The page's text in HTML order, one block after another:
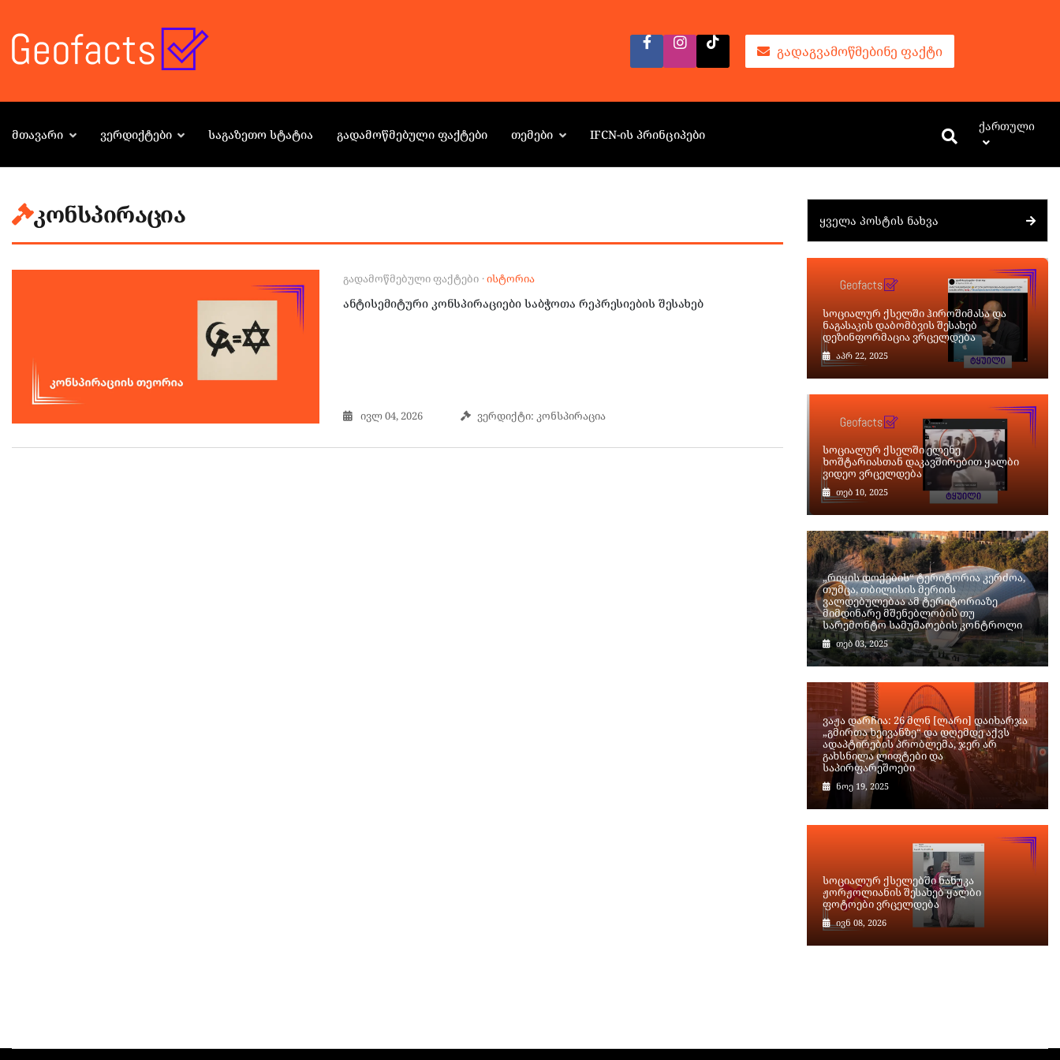
ᲒᲐᲓᲐᲒᲕᲐᲛᲝᲬᲛᲔᲑᲘᲜᲔ ᲤᲐᲥᲢᲘ
ᲛᲗᲐᲕᲐᲠᲘ ᲕᲔᲠᲓᲘᲥᲢᲔᲑᲘ ᲡᲐᲒᲐᲖᲔᲗᲝ ᲡᲢᲐᲢᲘᲐ ᲒᲐᲓᲐᲛᲝᲬᲛᲔᲑᲣᲚᲘ ᲤᲐᲥᲢᲔᲑᲘ ᲗᲔᲛᲔᲑᲘ IFCN-ᲘᲡ ᲞᲠᲘᲜᲪᲘᲞᲔᲑᲘ
Ქართული
კონსპირაცია
ᲒᲐᲓᲐᲛᲝᲬᲛᲔᲑᲣᲚᲘ ᲤᲐᲥᲢᲔᲑᲘ ·ᲘᲡᲢᲝᲠᲘᲐ
ანტისემიტური კონსპირაციები საბჭოთა რეპრესიების შესახებ
ივლ 04, 2026 ვერდიქტი: კონსპირაცია
ᲧᲕᲔᲚᲐ ᲞᲝᲡᲢᲘᲡ ᲜᲐᲮᲕᲐ
სოციალურ ქსელში ჰიროშიმასა და
ნაგასაკის დაბომბვის შესახებ
დეზინფორმაცია ვრცელდება
აპრ 22, 2025
სოციალურ ქსელში ელენე
ხოშტარიასთან დაკავშირებით ყალბი
ვიდეო ვრცელდება
თებ 10, 2025
„რიყის დოქების“ ტერიტორია კერძოა,
თუმცა, თბილისის მერიის
ვალდებულებაა ამ ტერიტორიაზე
მიმდინარე მშენებლობის თუ
სარემონტო სამუშაოების კონტროლი
თებ 03, 2025
ვაჟა დარჩია: 26 მლნ [ლარი] დაიხარჯა
„გმირთა ხეივანზე“ და დღემდე აქვს
ადაპტირების პრობლემა, ჯერ არ
გახსნილა ლიფტები და
საპირფარეშოები
ნოე 19, 2025
სოციალურ ქსელებში ნანუკა
ჟორჟოლიანის შესახებ ყალბი
ფოტოები ვრცელდება
ივნ 08, 2026